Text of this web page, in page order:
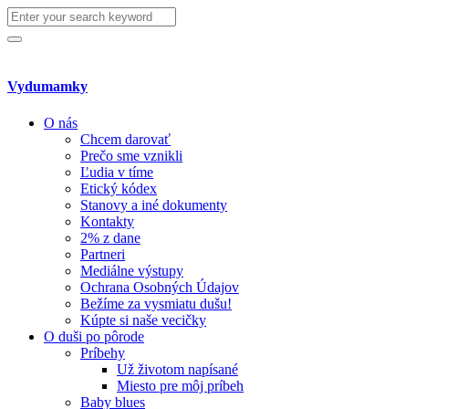
Search
for:
Search
Vydumamky
O nás
Chcem darovať
Prečo sme vznikli
Ľudia v tíme
Etický kódex
Stanovy a iné dokumenty
Kontakty
2% z dane
Partneri
Mediálne výstupy
Ochrana Osobných Údajov
Bežíme za vysmiatu dušu!
Kúpte si naše vecičky
O duši po pôrode
Príbehy
Už životom napísané
Miesto pre môj príbeh
Baby blues